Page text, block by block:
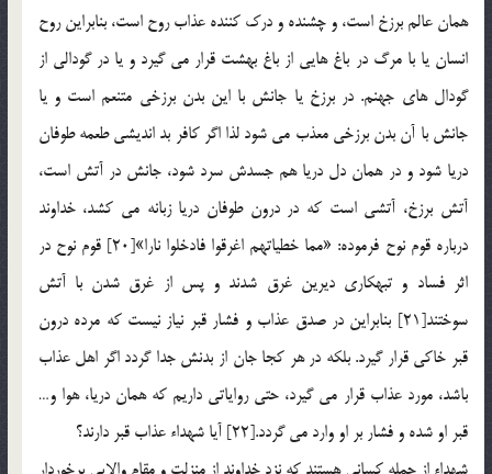
همان عالم برزخ است، و چشنده و درك كننده عذاب روح است، بنابراين روح
انسان يا با مرگ در باغ هايي از باغ بهشت قرار مي گيرد و يا در گودالي از
گودال هاي جهنم. در برزخ يا جانش با اين بدن برزخي متنعم است و يا
جانش با آن بدن برزخي معذب مي شود لذا اگر كافر بد انديشي طعمه طوفان
دريا شود و در همان دل دريا هم جسدش سرد شود، جانش در آتش است،
آتش برزخ، آتشي است كه در درون طوفان دريا زبانه مي كشد، خداوند
درباره قوم نوح فرموده: «مما خطياتهم اغرقوا فادخلوا نارا»[20] قوم نوح در
اثر فساد و تبهكاري ديرين غرق شدند و پس از غرق شدن با آتش
سوختند[21] بنابراين در صدق عذاب و فشار قبر نياز نيست كه مرده درون
قبر خاكي قرار گيرد. بلكه در هر كجا جان از بدنش جدا گردد اگر اهل عذاب
باشد، مورد عذاب قرار مي گيرد، حتي رواياتي داريم كه همان دريا، هوا و…
قبر او شده و فشار بر او وارد مي گردد.[22] آيا شهداء عذاب قبر دارند؟